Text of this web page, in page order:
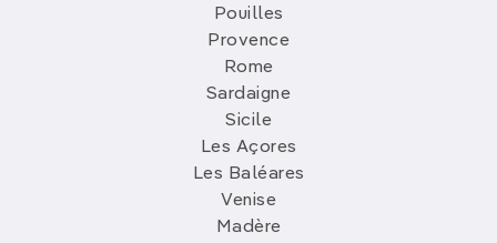
Pouilles
Provence
Rome
Sardaigne
Sicile
Les Açores
Les Baléares
Venise
Madère